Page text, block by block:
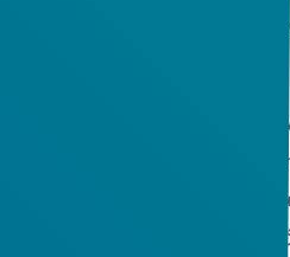
valamint hogyan
A cookie-k kisméretű
amelyek kisméretű
szolgálnak. Az Ön
amikor a webhely